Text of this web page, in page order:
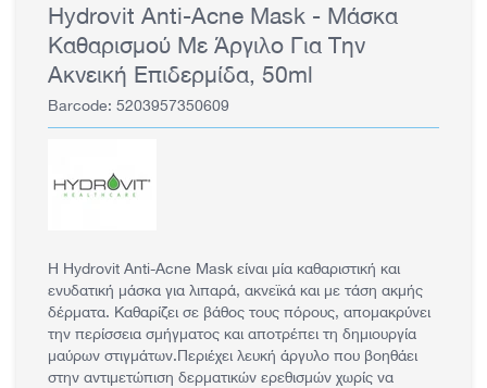
Hydrovit Anti-Acne Mask - Μάσκα
Καθαρισμού Με Άργιλο Για Την
Ακνεική Επιδερμίδα, 50ml
Barcode: 5203957350609
Η Hydrovit Anti-Acne Mask είναι μία καθαριστική και
ενυδατική μάσκα για λιπαρά, ακνεϊκά και με τάση ακμής
δέρματα. Καθαρίζει σε βάθος τους πόρους, απομακρύνει
την περίσσεια σμήγματος και αποτρέπει τη δημιουργία
μαύρων στιγμάτων.Περιέχει λευκή άργυλο που βοηθάει
στην αντιμετώπιση δερματικών ερεθισμών χωρίς να